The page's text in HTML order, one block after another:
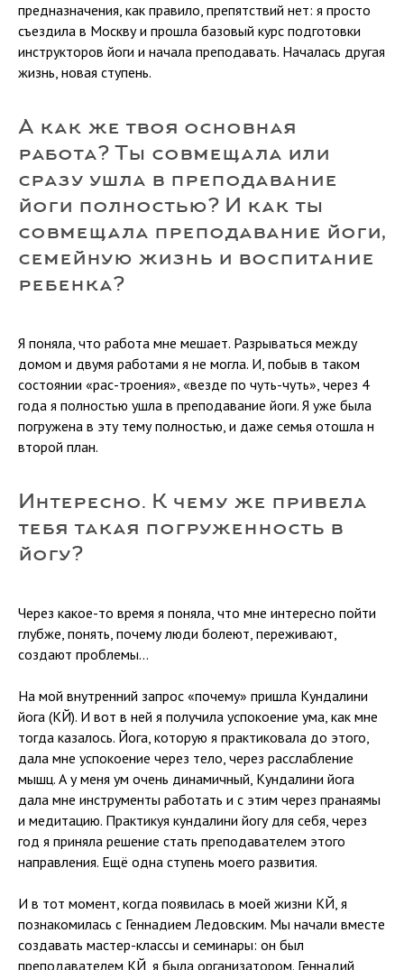
предназначения, как правило, препятствий нет: я просто
съездила в Москву и прошла базовый курс подготовки
инструкторов йоги и начала преподавать. Началась другая
жизнь, новая ступень.
А как же твоя основная
работа? Ты совмещала или
сразу ушла в преподавание
йоги полностью? И как ты
совмещала преподавание йоги,
семейную жизнь и воспитание
ребенка?
Я поняла, что работа мне мешает. Разрываться между
домом и двумя работами я не могла. И, побыв в таком
состоянии «рас-троения», «везде по чуть-чуть», через 4
года я полностью ушла в преподавание йоги. Я уже была
погружена в эту тему полностью, и даже семья отошла н
второй план.
Интересно. К чему же привела
тебя такая погруженность в
йогу?
Через какое-то время я поняла, что мне интересно пойти
глубже, понять, почему люди болеют, переживают,
создают проблемы…
На мой внутренний запрос «почему» пришла Кундалини
йога (КЙ). И вот в ней я получила успокоение ума, как мне
тогда казалось. Йога, которую я практиковала до этого,
дала мне успокоение через тело, через расслабление
мышц. А у меня ум очень динамичный, Кундалини йога
дала мне инструменты работать и с этим через пранаямы
и медитацию. Практикуя кундалини йогу для себя, через
год я приняла решение стать преподавателем этого
направления. Ещё одна ступень моего развития.
И в тот момент, когда появилась в моей жизни КЙ, я
познакомилась с Геннадием Ледовским. Мы начали вместе
создавать мастер-классы и семинары: он был
преподавателем КЙ, я была организатором. Геннадий